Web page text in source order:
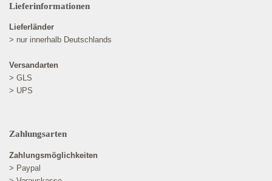
Lieferinformationen
Lieferländer
> nur innerhalb Deutschlands
Versandarten
> GLS
> UPS
Zahlungsarten
Zahlungsmöglichkeiten
> Paypal